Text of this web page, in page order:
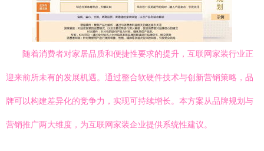
随着消费者对家居品质和便捷性要求的提升，互联网家装行业正
迎来前所未有的发展机遇。通过整合软硬件技术与创新营销策略，品
牌可以构建差异化的竞争力，实现可持续增长。本方案从品牌规划与
营销推广两大维度，为互联网家装企业提供系统性建议。